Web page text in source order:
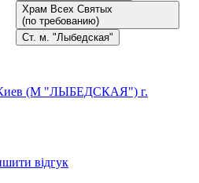
Храм Всех Святых
(по требованию)
Ст. м. "Лыбедская"
(М "ЛЫБЕДСКАЯ") г.
відгук